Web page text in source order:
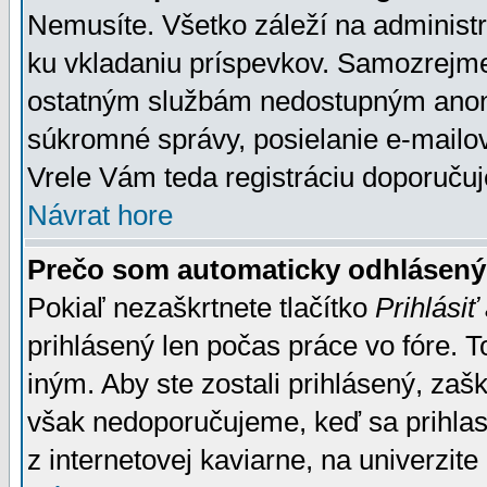
Nemusíte. Všetko záleží na
ku vkladaniu príspevkov.
ostatným službám nedostupným
súkromné správy, posielanie e-
Vrele Vám teda registráciu
Návrat hore
Prečo som automaticky
Pokiaľ nezaškrtnete tlačítko Prihlásiť
prihlásený len počas práce vo fóre.
iným. Aby ste zostali prihlásený,
však nedoporučujeme, keď sa
z internetovej kaviarne, na univerzite